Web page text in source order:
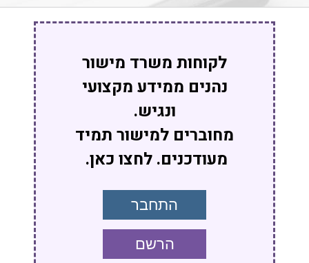
לקוחות משרד מישור
נהנים ממידע מקצועי
ונגיש.
מחוברים למישור תמיד
מעודכנים. לחצו כאן.
התחבר
הרשם